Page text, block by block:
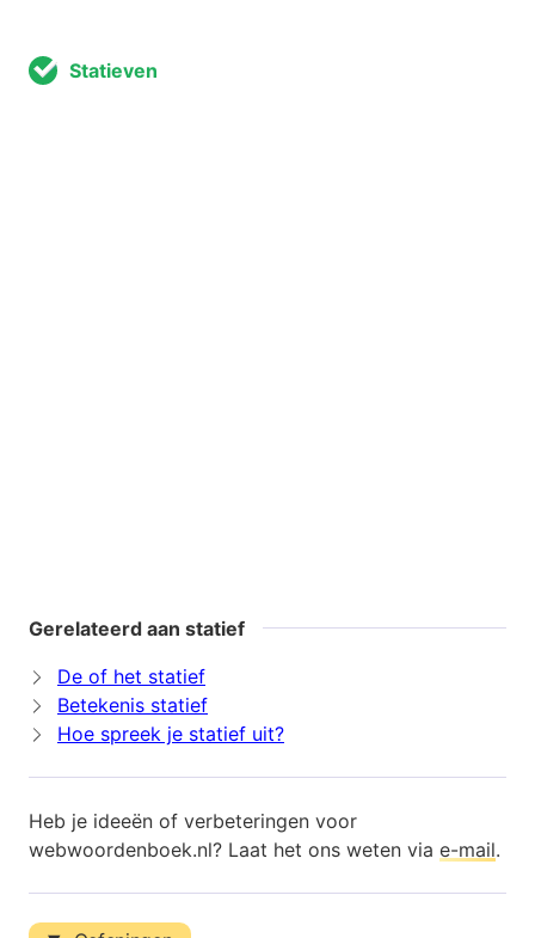
Statieven
Gerelateerd aan statief
De of het statief
Betekenis statief
Hoe spreek je statief uit?
Heb je ideeën of verbeteringen voor
webwoordenboek.nl? Laat het ons weten via e-mail.